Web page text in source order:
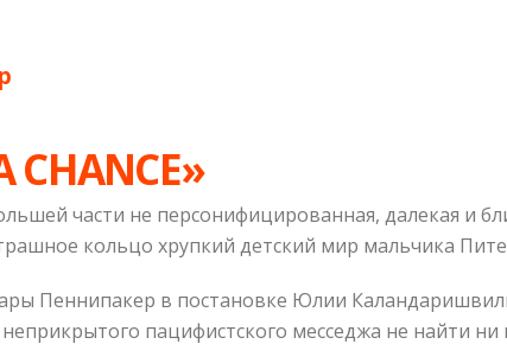
CHANCE»
части не персонифицированная, далекая и
кольцо хрупкий детский мир мальчика
Пеннипакер в постановке Юлии
пацифистского месседжа не найти